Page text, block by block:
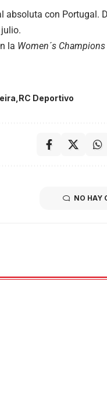
absoluta con Portugal.
la Women´s
RC Deportivo
NO HAY